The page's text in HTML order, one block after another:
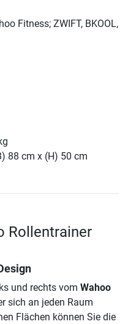
Fitness; ZWIFT, BKOOL,
88 cm x (H) 50 cm
Rollentrainer
und rechts vom Wahoo
sich an jeden Raum
Flächen können Sie die